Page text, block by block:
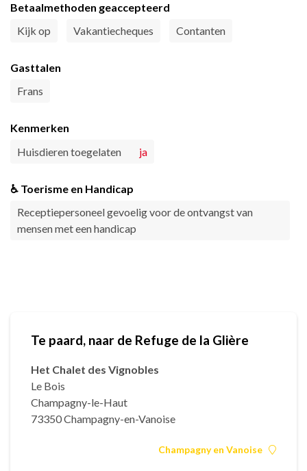
Betaalmethoden geaccepteerd
Kijk op
Vakantiecheques Contanten
Gasttalen
Frans
Kenmerken
Huisdieren toegelaten
ja
♿ Toerisme en Handicap
Receptiepersoneel gevoelig voor de ontvangst van
mensen met een handicap
Te paard, naar de Refuge de la Glière
Het Chalet des Vignobles
Le Bois
Champagny-le-Haut
73350 Champagny-en-Vanoise
Champagny en Vanoise